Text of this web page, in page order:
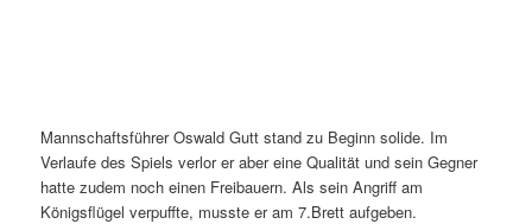
Mannschaftsführer Oswald Gutt stand zu Beginn solide. Im
Verlaufe des Spiels verlor er aber eine Qualität und sein Gegner
hatte zudem noch einen Freibauern. Als sein Angriff am
Königsflügel verpuffte, musste er am 7.Brett aufgeben.